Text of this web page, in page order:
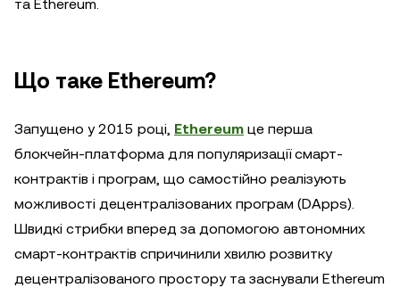
та Ethereum.
Що таке Ethereum?
Запущено у 2015 році, Ethereum це перша
блокчейн-платформа для популяризації смарт-
контрактів і програм, що самостійно реалізують
можливості децентралізованих програм (DApps).
Швидкі стрибки вперед за допомогою автономних
смарт-контрактів спричинили хвилю розвитку
децентралізованого простору та заснували Ethereum